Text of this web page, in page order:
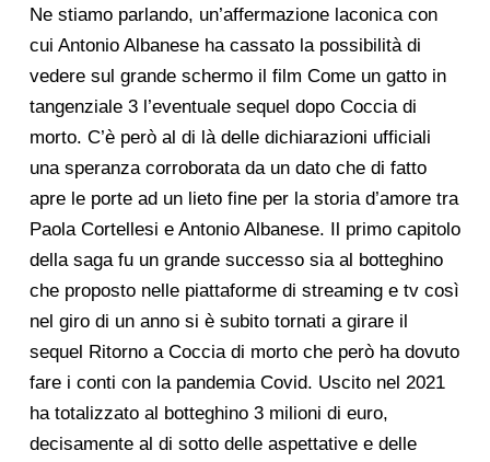
Ne stiamo parlando, un’affermazione laconica con
cui Antonio Albanese ha cassato la possibilità di
vedere sul grande schermo il film Come un gatto in
tangenziale 3 l’eventuale sequel dopo Coccia di
morto. C’è però al di là delle dichiarazioni ufficiali
una speranza corroborata da un dato che di fatto
apre le porte ad un lieto fine per la storia d’amore tra
Paola Cortellesi e Antonio Albanese. Il primo capitolo
della saga fu un grande successo sia al botteghino
che proposto nelle piattaforme di streaming e tv così
nel giro di un anno si è subito tornati a girare il
sequel Ritorno a Coccia di morto che però ha dovuto
fare i conti con la pandemia Covid. Uscito nel 2021
ha totalizzato al botteghino 3 milioni di euro,
decisamente al di sotto delle aspettative e delle